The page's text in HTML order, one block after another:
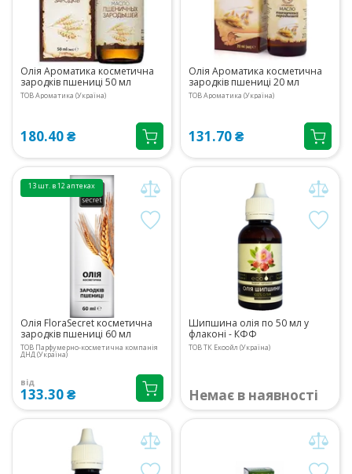
Олія Ароматика косметична
зародків пшениці 50 мл
ТОВ Ароматика (Україна)
180.40 ₴
Олія Ароматика косметична
зародків пшениці 20 мл
ТОВ Ароматика (Україна)
131.70 ₴
13 шт. в 12 аптеках
Олія FloraSecret косметична
зародків пшениці 60 мл
ТОВ Парфумерно-косметична компанія
ДНД (Україна)
від
133.30 ₴
Шипшина олія по 50 мл у
флаконі - КФФ
ТОВ ТК Екоойл (Україна)
Немає в наявності